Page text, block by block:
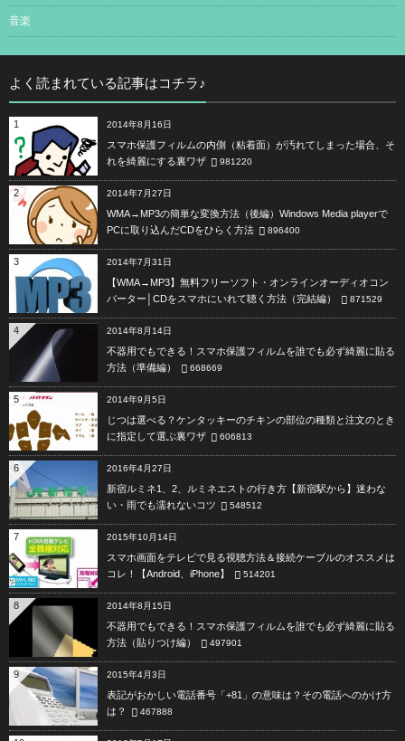
音楽
よく読まれている記事はコチラ♪
1 2014年8月16日
スマホ保護フィルムの内側（粘着面）が汚れてしまった場合、そ
れを綺麗にする裏ワザ
981220
2 2014年7月27日
WMA→MP3の簡単な変換方法（後編）Windows Media playerで
PCに取り込んだCDをひらく方法
896400
3 2014年7月31日
【WMA→MP3】無料フリーソフト・オンラインオーディオコン
バーター│CDをスマホにいれて聴く方法（完結編）
871529
4 2014年8月14日
不器用でもできる！スマホ保護フィルムを誰でも必ず綺麗に貼る
方法（準備編）
668669
5 2014年9月5日
じつは選べる？ケンタッキーのチキンの部位の種類と注文のとき
に指定して選ぶ裏ワザ
606813
6 2016年4月27日
新宿ルミネ1、2、ルミネエストの行き方【新宿駅から】迷わな
い・雨でも濡れないコツ
548512
7 2015年10月14日
スマホ画面をテレビで見る視聴方法＆接続ケーブルのオススメは
コレ！【Android、iPhone】
514201
8 2014年8月15日
不器用でもできる！スマホ保護フィルムを誰でも必ず綺麗に貼る
方法（貼りつけ編）
497901
9 2015年4月3日
表記がおかしい電話番号「+81」の意味は？その電話へのかけ方
は？
467888